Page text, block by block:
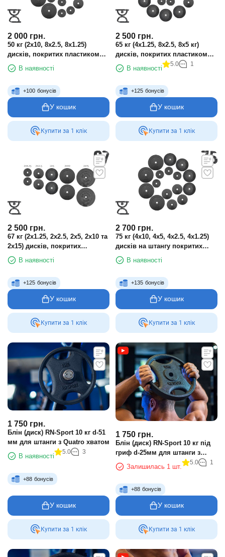
2 000 грн.
50 кг (2х10, 8х2.5, 8х1.25)
дисків, покритих пластиком
(31 мм)
В наявності
+100 бонусів
У кошик
Купити за 1 клiк
2 500 грн.
65 кг (4х1.25, 8х2.5, 8х5 кг)
дисків, покритих пластиком
(31 мм)
В наявності
5.0 1
+125 бонусів
У кошик
Купити за 1 клiк
2 500 грн.
67 кг (2х1.25, 2х2.5, 2x5, 2х10 та
2x15) дисків, покритих
пластиком (31 мм)
В наявності
+125 бонусів
У кошик
Купити за 1 клiк
2 700 грн.
75 кг (4х10, 4х5, 4х2.5, 4х1.25)
дисків на штангу покритих
пластиком (31 мм)
В наявності
+135 бонусів
У кошик
Купити за 1 клiк
1 750 грн.
Блін (диск) RN-Sport 10 кг d-51
мм для штанги з Quatro хватом
В наявності
5.0 3
+88 бонусів
У кошик
Купити за 1 клiк
1 750 грн.
Блін (диск) RN-Sport 10 кг під
гриф d-25мм для штанги з
Quatro хватом
Залишилась 1 шт.
5.0 1
+88 бонусів
У кошик
Купити за 1 клiк